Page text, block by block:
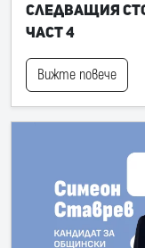
следващия
част 4
Вижте повече